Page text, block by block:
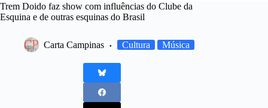
Trem Doido faz show com influências do Clube da
Esquina e de outras esquinas do Brasil
Carta Campinas Cultura Música